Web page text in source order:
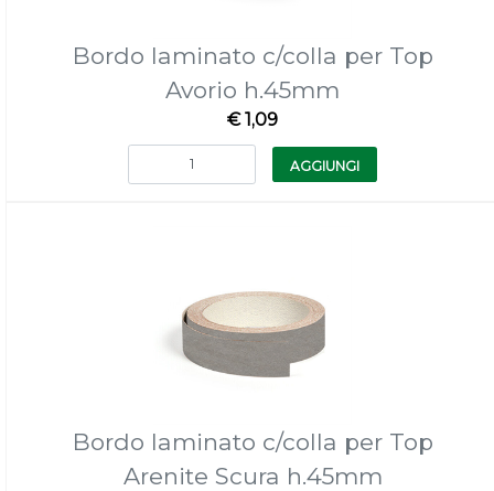
Bordo laminato c/colla per Top
Avorio h.45mm
€ 1,09
Quantità
AGGIUNGI
Bordo laminato c/colla per Top
Arenite Scura h.45mm